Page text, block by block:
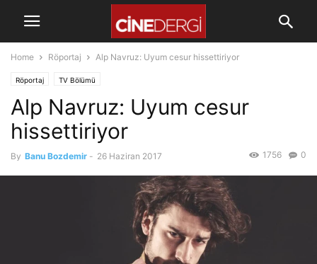
Home Röportaj Alp Navruz: Uyum cesur hissettiriyor
Röportaj TV Bölümü
Alp Navruz: Uyum cesur
hissettiriyor
By Banu Bozdemir - 26 Haziran 2017 0
1756